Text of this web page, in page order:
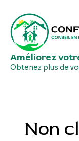
contenu
Améliorez
Obtenez plus de
Non